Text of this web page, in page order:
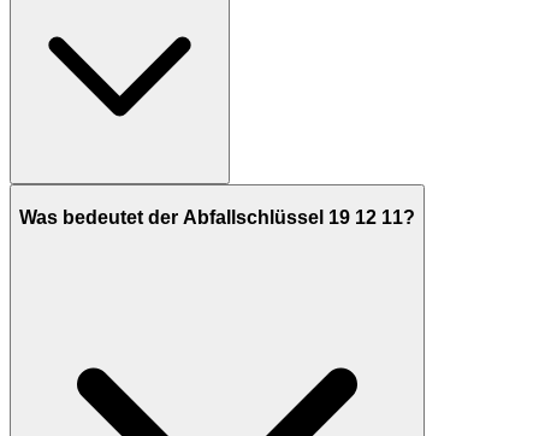
Was bedeutet der Abfallschlüssel 19 12 11?